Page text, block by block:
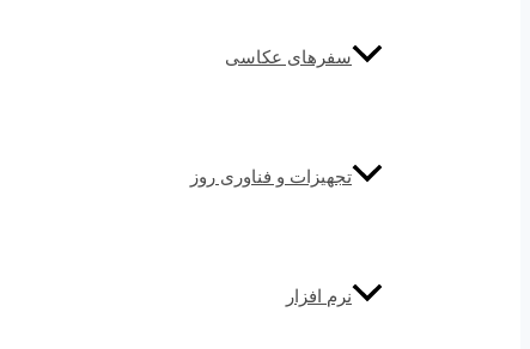
سفرهای عکاسی
تجهیزات و فناوری روز
نرم افزار